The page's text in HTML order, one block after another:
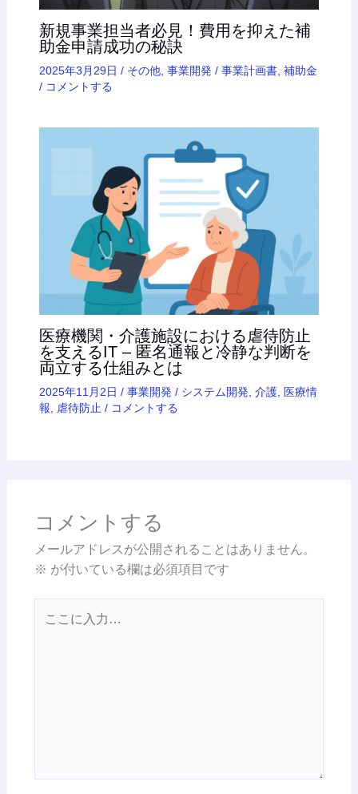
新規事業担当者必見！費用を抑えた補
助金申請成功の秘訣
2025年3月29日 / その他, 事業開発 / 事業計画書, 補助金
/ コメントする
医療機関・介護施設における虐待防止
を支えるIT – 匿名通報と冷静な判断を
両立する仕組みとは
2025年11月2日 / 事業開発 / システム開発 介護,
医療情
報
虐待防止 / コメントする
コメントする
メールアドレスが公開されることはありません。
※ が付いている欄は必須項目です